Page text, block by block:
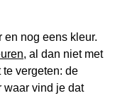
en nog eens kleur.
, al dan niet met
vergeten: de
waar vind je dat